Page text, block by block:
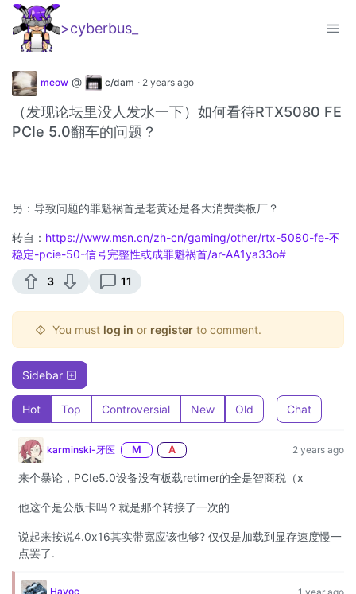
>cyberbus
meow @ c/dam · 2 years ago
（发现论坛里没人发水一下）如何看待RTX5080 FE
PCIe 5.0翻车的问题？
另：导致问题的罪魁祸首是老黄还是各大消费类板厂？
转自： https://www.msn.cn/zh-cn/gaming/other/rtx-5080-fe-不
稳定-pcie-50-信号完整性或成罪魁祸首/ar-AA1ya33o#
3
11
You must log in or register to comment.
Sidebar
Hot Top Controversial New Old Chat
karminski-牙医 M A 2 years ago
来个暴论，PCIe5.0设备没有板载retimer的全是智商税（x
他这个是公版卡吗？就是那个转接了一次的
说起来按说4.0x16其实带宽应该也够? 仅仅是加载到显存速度慢一
点罢了.
Havoc